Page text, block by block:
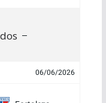
06/06/2026